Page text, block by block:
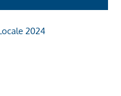
2024